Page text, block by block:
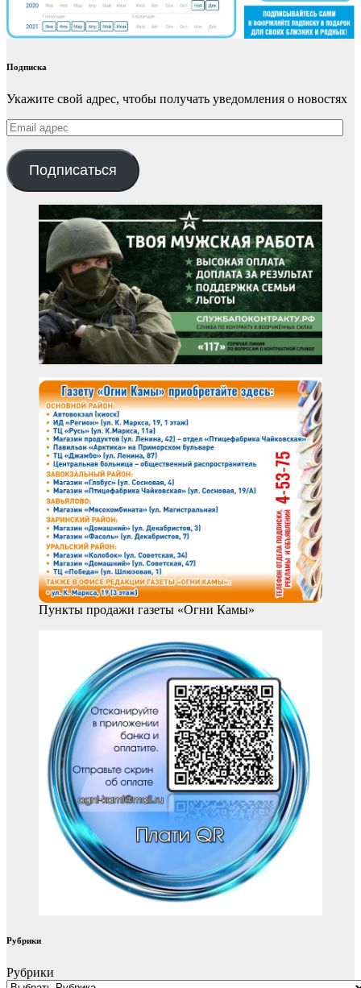
Подписка
Укажите свой адрес, чтобы получать уведомления о новостях
Email
адрес
Подписаться
Пункты продажи газеты «Огни Камы»
Рубрики
Рубрики